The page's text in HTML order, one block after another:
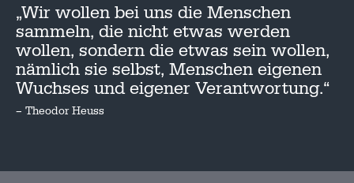
„Wir wollen bei uns die Menschen
sammeln, die nicht etwas werden
wollen, sondern die etwas sein wollen,
nämlich sie selbst, Menschen eigenen
Wuchses und eigener Verantwortung.“
– Theodor Heuss